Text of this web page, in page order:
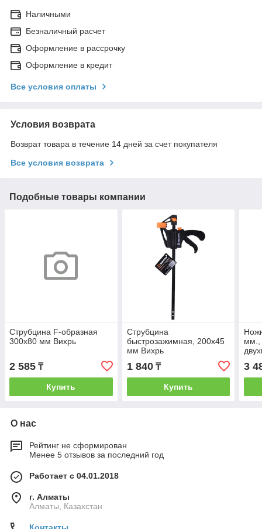
Наличными
Безналичный расчет
Оформление в рассрочку
Оформление в кредит
Все условия оплаты
Условия возврата
Возврат товара в течение 14 дней за счет покупателя
Все условия возврата
Подобные товары компании
Струбцина F-образная
300х80 мм Вихрь
2 585 ₸
Купить
Струбцина
быстрозажимная, 200х45
мм Вихрь
1 840₸
Купить
мм.,
3
О нас
Рейтинг не сформирован
Менее 5 отзывов за последний год
Работает с 04.01.2018
г. Алматы
Алматы, Казахстан